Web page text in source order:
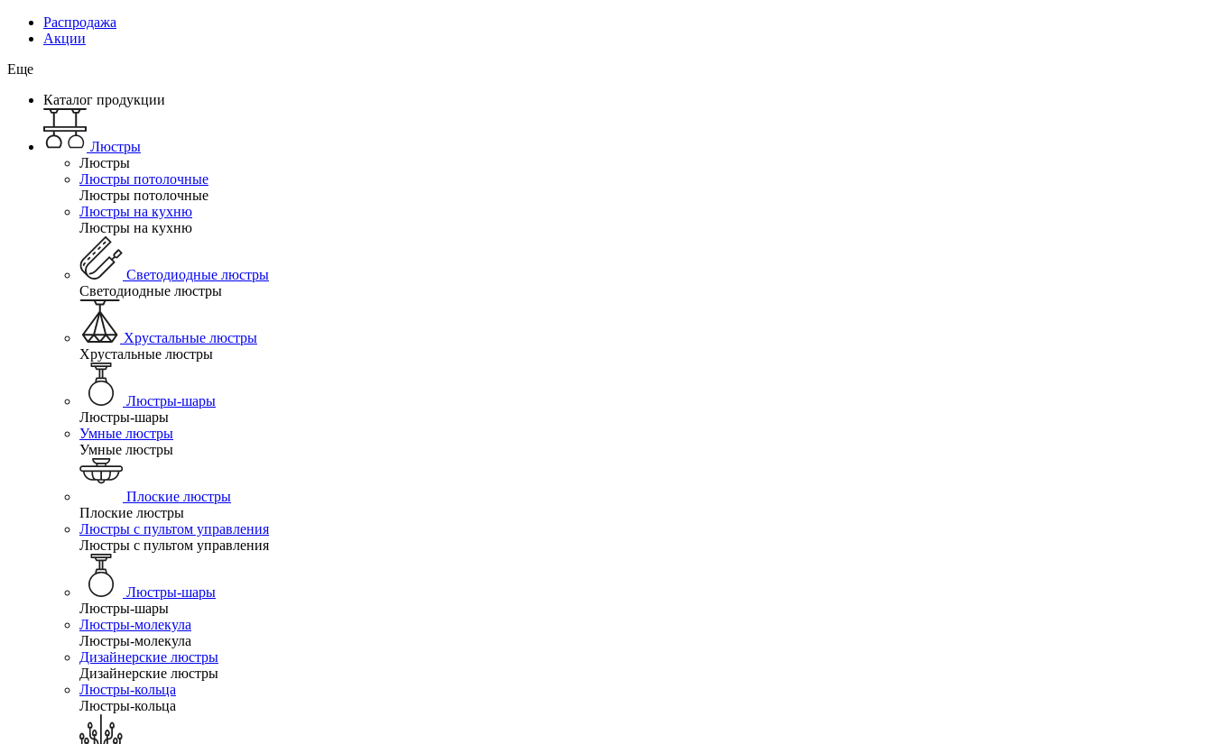
Распродажа
Акции
Еще
Каталог продукции
Люстры
Люстры
Люстры потолочные
Люстры потолочные
Люстры на кухню
Люстры на кухню
Светодиодные люстры
Светодиодные люстры
Хрустальные люстры
Хрустальные люстры
Люстры-шары
Люстры-шары
Умные люстры
Умные люстры
Плоские люстры
Плоские люстры
Люстры с пультом управления
Люстры с пультом управления
Люстры-шары
Люстры-шары
Люстры-молекула
Люстры-молекула
Дизайнерские люстры
Дизайнерские люстры
Люстры-кольца
Люстры-кольца